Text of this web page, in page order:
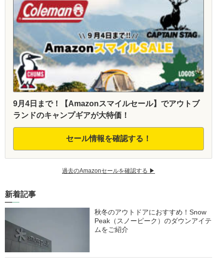
9月4日まで！【Amazonスマイルセール】でアウトブ
ランドのキャンプギアが大特価！
セール情報を確認する！
過去のAmazonセールを確認する ▶︎
新着記事
秋冬のアウトドアにおすすめ！Snow
Peak（スノーピーク）のダウンアイテ
ムをご紹介